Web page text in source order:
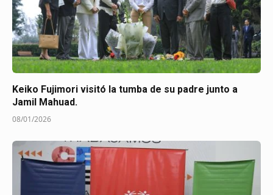
Keiko Fujimori visitó la tumba de su padre junto a
Jamil Mahuad.
08/01/2026